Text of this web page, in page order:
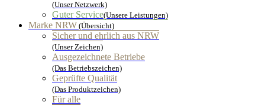
(Unser Netzwerk)
Guter Service(Unsere Leistungen)
Marke NRW (Übersicht)
Sicher und ehrlich aus NRW
(Unser Zeichen)
Ausgezeichnete Betriebe
(Das Betriebszeichen)
Geprüfte Qualität
(Das Produktzeichen)
Für alle